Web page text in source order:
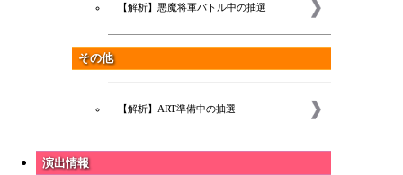
【解析】悪魔将軍バトル中の抽選
その他
【解析】ART準備中の抽選
演出情報